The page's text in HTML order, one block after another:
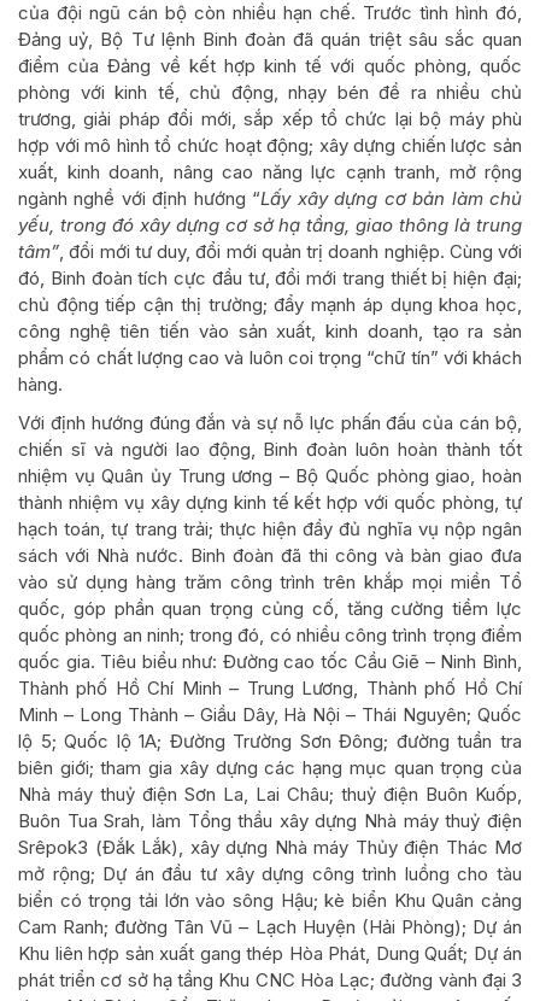
của đội ngũ cán bộ còn nhiều hạn chế. Trước tình hình đó,
Đảng uỷ, Bộ Tư lệnh Binh đoàn đã quán triệt sâu sắc quan
điểm của Đảng về kết hợp kinh tế với quốc phòng, quốc
phòng với kinh tế, chủ động, nhạy bén đề ra nhiều chủ
trương, giải pháp đổi mới, sắp xếp tổ chức lại bộ máy phù
hợp với mô hình tổ chức hoạt động; xây dựng chiến lược sản
xuất, kinh doanh, nâng cao năng lực cạnh tranh, mở rộng
ngành nghề với định hướng “Lấy xây dựng cơ bản làm chủ
yếu, trong đó xây dựng cơ sở hạ tầng, giao thông là trung
tâm”, đổi mới tư duy, đổi mới quản trị doanh nghiệp. Cùng với
đó, Binh đoàn tích cực đầu tư, đổi mới trang thiết bị hiện đại;
chủ động tiếp cận thị trường; đẩy mạnh áp dụng khoa học,
công nghệ tiên tiến vào sản xuất, kinh doanh, tạo ra sản
phẩm có chất lượng cao và luôn coi trọng “chữ tín” với khách
hàng.
Với định hướng đúng đắn và sự nỗ lực phấn đấu của cán bộ,
chiến sĩ và người lao động, Binh đoàn luôn hoàn thành tốt
nhiệm vụ Quân ủy Trung ương – Bộ Quốc phòng giao, hoàn
thành nhiệm vụ xây dựng kinh tế kết hợp với quốc phòng, tự
hạch toán, tự trang trải; thực hiện đầy đủ nghĩa vụ nộp ngân
sách với Nhà nước. Binh đoàn đã thi công và bàn giao đưa
vào sử dụng hàng trăm công trình trên khắp mọi miền Tổ
quốc, góp phần quan trọng củng cố, tăng cường tiềm lực
quốc phòng an ninh; trong đó, có nhiều công trình trọng điểm
quốc gia. Tiêu biểu như: Đường cao tốc Cầu Giẽ – Ninh Bình,
Thành phố Hồ Chí Minh – Trung Lương, Thành phố Hồ Chí
Minh – Long Thành – Giầu Dây, Hà Nội – Thái Nguyên; Quốc
lộ 5; Quốc lộ 1A; Đường Trường Sơn Đông; đường tuần tra
biên giới; tham gia xây dựng các hạng mục quan trọng của
Nhà máy thuỷ điện Sơn La, Lai Châu; thuỷ điện Buôn Kuốp,
Buôn Tua Srah, làm Tổng thầu xây dựng Nhà máy thuỷ điện
Srêpok3 (Đắk Lắk), xây dựng Nhà máy Thủy điện Thác Mơ
mở rộng; Dự án đầu tư xây dựng công trình luồng cho tàu
biển có trọng tải lớn vào sông Hậu; kè biển Khu Quân cảng
Cam Ranh; đường Tân Vũ – Lạch Huyện (Hải Phòng); Dự án
Khu liên hợp sản xuất gang thép Hòa Phát, Dung Quất; Dự án
phát triển cơ sở hạ tầng Khu CNC Hòa Lạc; đường vành đại 3